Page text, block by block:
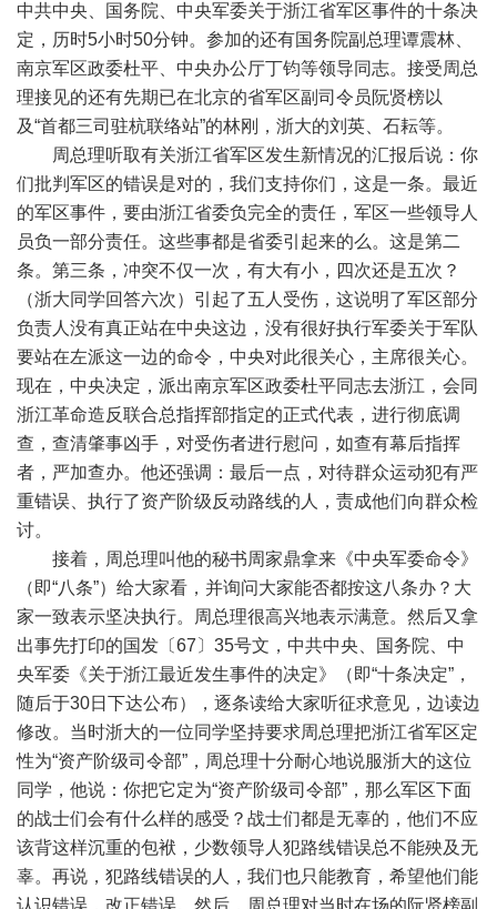
中共中央、国务院、中央军委关于浙江省军区事件的十条决
定，历时5小时50分钟。参加的还有国务院副总理谭震林、
南京军区政委杜平、中央办公厅丁钧等领导同志。接受周总
理接见的还有先期已在北京的省军区副司令员阮贤榜以
及“首都三司驻杭联络站”的林刚，浙大的刘英、石耘等。
周总理听取有关浙江省军区发生新情况的汇报后说：你
们批判军区的错误是对的，我们支持你们，这是一条。最近
的军区事件，要由浙江省委负完全的责任，军区一些领导人
员负一部分责任。这些事都是省委引起来的么。这是第二
条。第三条，冲突不仅一次，有大有小，四次还是五次？
（浙大同学回答六次）引起了五人受伤，这说明了军区部分
负责人没有真正站在中央这边，没有很好执行军委关于军队
要站在左派这一边的命令，中央对此很关心，主席很关心。
现在，中央决定，派出南京军区政委杜平同志去浙江，会同
浙江革命造反联合总指挥部指定的正式代表，进行彻底调
查，查清肇事凶手，对受伤者进行慰问，如查有幕后指挥
者，严加查办。他还强调：最后一点，对待群众运动犯有严
重错误、执行了资产阶级反动路线的人，责成他们向群众检
讨。
接着，周总理叫他的秘书周家鼎拿来《中央军委命令》
（即“八条”）给大家看，并询问大家能否都按这八条办？大
家一致表示坚决执行。周总理很高兴地表示满意。然后又拿
出事先打印的国发〔67〕35号文，中共中央、国务院、中
央军委《关于浙江最近发生事件的决定》（即“十条决定”，
随后于30日下达公布），逐条读给大家听征求意见，边读边
修改。当时浙大的一位同学坚持要求周总理把浙江省军区定
性为“资产阶级司令部”，周总理十分耐心地说服浙大的这位
同学，他说：你把它定为“资产阶级司令部”，那么军区下面
的战士们会有什么样的感受？战士们都是无辜的，他们不应
该背这样沉重的包袱，少数领导人犯路线错误总不能殃及无
辜。再说，犯路线错误的人，我们也只能教育，希望他们能
认识错误，改正错误。然后，周总理对当时在场的阮贤榜副